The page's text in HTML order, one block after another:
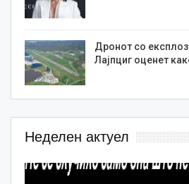
Дронот со
Лајпциг оценет
Неделен актуел